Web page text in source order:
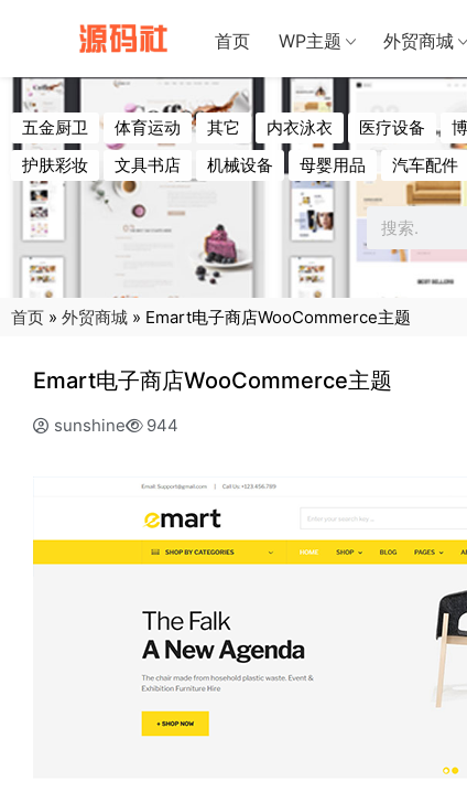
首页 WP主题 外贸商城
五金厨卫 体育运动 其它 内衣泳衣 医疗设备
护肤彩妆
文具书店 机械设备 母婴用品 汽车配件
首页 » 外贸商城 » Emart电子商店WooCommerce主题
Emart电子商店WooCommerce主题
sunshine 944